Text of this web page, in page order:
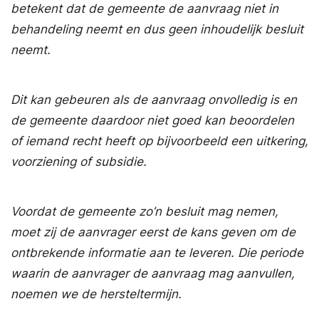
betekent dat de gemeente de aanvraag niet in
behandeling neemt en dus geen inhoudelijk besluit
neemt.
Dit kan gebeuren als de aanvraag onvolledig is en
de gemeente daardoor niet goed kan beoordelen
of iemand recht heeft op bijvoorbeeld een uitkering,
voorziening of subsidie.
Voordat de gemeente zo’n besluit mag nemen,
moet zij de aanvrager eerst de kans geven om de
ontbrekende informatie aan te leveren. Die periode
waarin de aanvrager de aanvraag mag aanvullen,
noemen we de hersteltermijn.